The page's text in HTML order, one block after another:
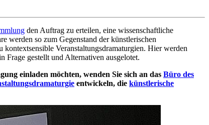
den Auftrag zu erteilen, eine wissenschaftliche
werden so zum Gegenstand der künstlerischen
kontextsensible Veranstaltungsdramaturgien. Hier werden
Frage gestellt und Alternativen ausgelotet.
einladen möchten, wenden Sie sich an das Büro des
entwickeln, die künstlerische